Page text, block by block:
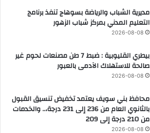
مديرية الشباب والرياضة بسوهاج تنفذ برنامج
التعليم المدني بمركز شباب الزهور
2026-08-08
بيطري القليوبية : ضبط 7 طن مصنعات لحوم غير
صالحة للاستهلاك الآدمى بالعبور
2026-08-08
محافظ بني سويف يعتمد تخفيض تنسيق القبول
بالثانوي العام من 236 إلى 231 درجة،.. والخدمات
من 210 درجة إلى 209
2026-08-08